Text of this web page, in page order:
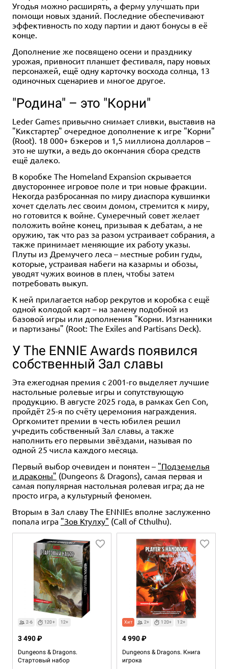
Угодья можно расширять, а ферму улучшать при
помощи новых зданий. Последние обеспечивают
эффективность по ходу партии и дают бонусы в её
конце.
Дополнение же посвящено осени и празднику
урожая, привносит планшет фестиваля, пару новых
персонажей, ещё одну карточку восхода солнца, 13
одиночных сценариев и многое другое.
"Родина" – это "Корни"
Leder Games привычно снимает сливки, выставив на
"Кикстартер" очередное дополнение к игре "Корни"
(Root). 18 000+ бэкеров и 1,5 миллиона долларов –
это не шутки, а ведь до окончания сбора средств
ещё далеко.
В коробке The Homeland Expansion скрывается
двустороннее игровое поле и три новые фракции.
Некогда разбросанная по миру диаспора кувшинки
хочет сделать лес своим домом, стремится к миру,
но готовится к войне. Сумеречный совет желает
положить войне конец, призывая к дебатам, а не
оружию, так что раз за разом устраивает собрания, а
также принимает меняющие их работу указы.
Плуты из Дремучего леса – местные робин гуды,
которые, устраивая набеги на казармы и обозы,
уводят чужих воинов в плен, чтобы затем
потребовать выкуп.
К ней прилагается набор рекрутов и коробка с ещё
одной колодой карт – на замену подобной из
базовой игры или дополнения "Корни. Изгнанники
и партизаны" (Root: The Exiles and Partisans Deck).
У The ENNIE Awards появился
собственный Зал славы
Эта ежегодная премия с 2001-го выделяет лучшие
настольные ролевые игры и сопутствующую
продукцию. В августе 2025 года, в рамках Gen Con,
пройдёт 25-я по счёту церемония награждения.
Оргкомитет премии в честь юбилея решил
учредить собственный Зал славы, а также
наполнить его первыми звёздами, называя по
одной 25 числа каждого месяца.
Первый выбор очевиден и понятен – "Подземелья
и драконы" (Dungeons & Dragons), самая первая и
самая популярная настольная ролевая игра; да не
просто игра, а культурный феномен.
Вторым в Зал славу The ENNIEs вполне заслуженно
попала игра "Зов Ктулху" (Call of Cthulhu).
2-6 120+ 12+
Dungeons & Dragons.
Стартовый набор
3 490 ₽
Хит 2+ 120+ 12+
Dungeons & Dragons. Книга
игрока
4 990 ₽